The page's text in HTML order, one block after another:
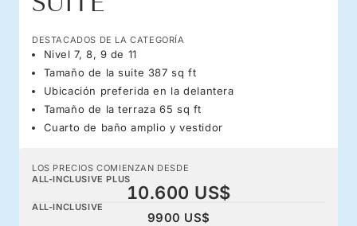
DESTACADOS DE LA CATEGORÍA
Nivel 7, 8, 9 de 11
Tamaño de la suite 387 sq ft
Ubicación preferida en la delantera
Tamaño de la terraza 65 sq ft
Cuarto de baño amplio y vestidor
LOS PRECIOS COMIENZAN DESDE
ALL-INCLUSIVE PLUS
10.600 US$
ALL-INCLUSIVE
9900 US$